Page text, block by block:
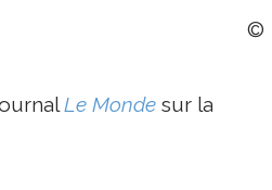
©
Le Mondesur la